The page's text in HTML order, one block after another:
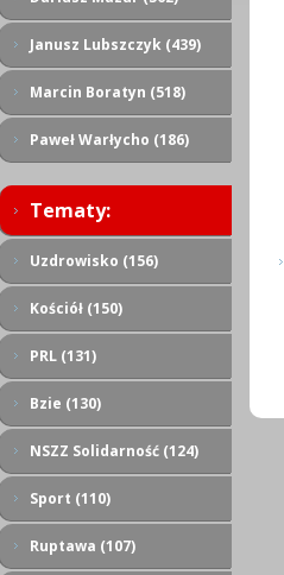
Janusz Lubszczyk (439)
Marcin Boratyn (518)
Paweł Warłycho (186)
Tematy:
Uzdrowisko (156)
Kościół (150)
PRL (131)
Bzie (130)
NSZZ Solidarność (124)
Sport (110)
Ruptawa (107)